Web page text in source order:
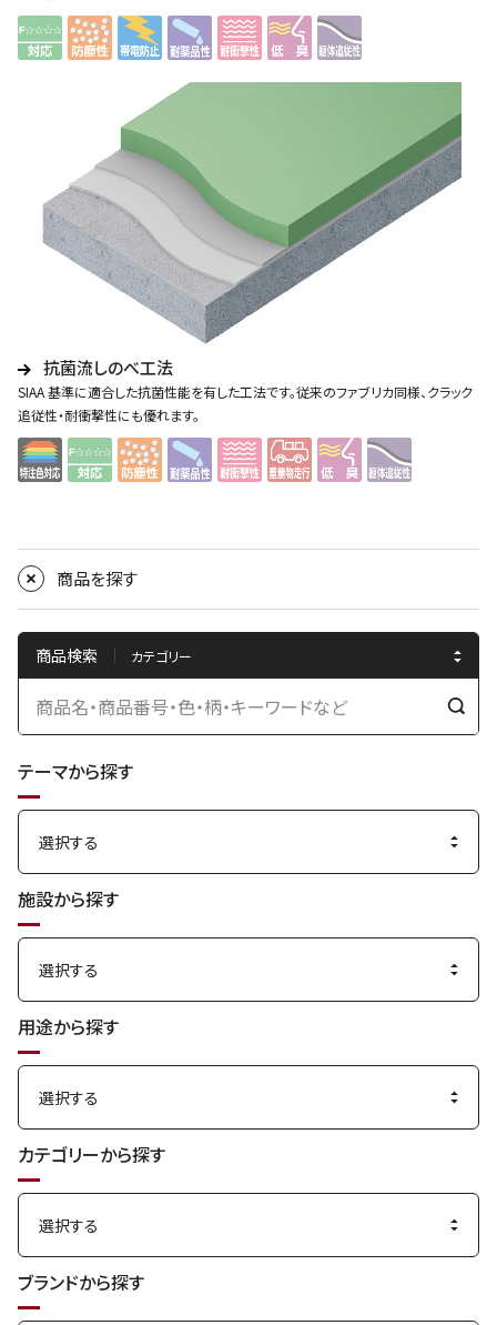
抗菌流しのべ工法
SIAA 基準に適合した抗菌性能を有した工法です。従来のファブリカ同様、クラック
追従性・耐衝撃性にも優れます。
商品を探す
商品検索
検
テーマから探す
施設から探す
用途から探す
カテゴリーから探す
ブランドから探す